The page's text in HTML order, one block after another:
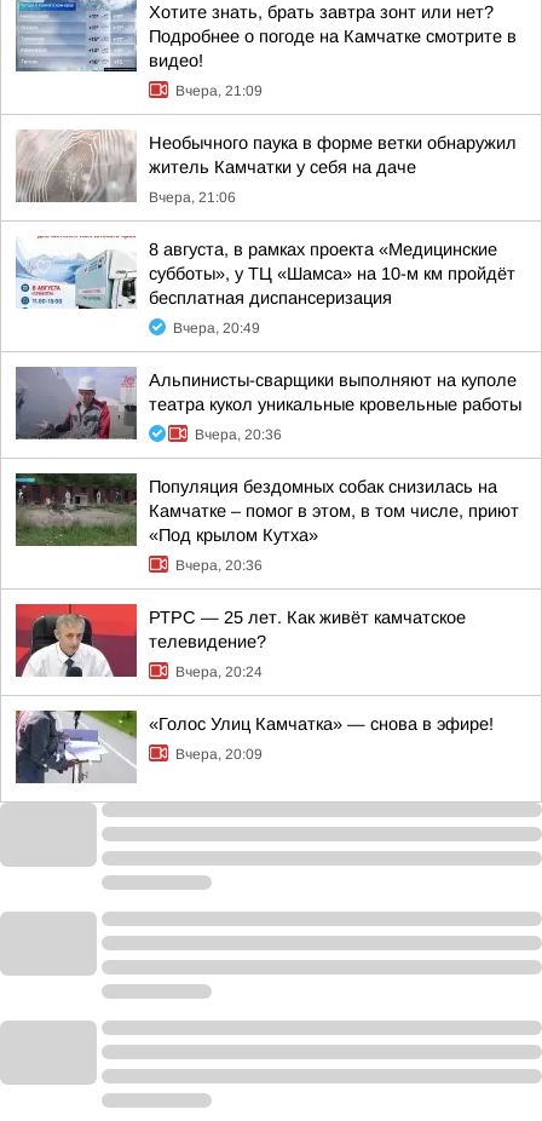
Хотите знать, брать завтра зонт или нет?
Подробнее о погоде на Камчатке смотрите в
видео!
Вчера, 21:09
Необычного паука в форме ветки обнаружил
житель Камчатки у себя на даче
Вчера, 21:06
8 августа, в рамках проекта «Медицинские
субботы», у ТЦ «Шамса» на 10-м км пройдёт
бесплатная диспансеризация
Вчера, 20:49
Альпинисты-сварщики выполняют на куполе
театра кукол уникальные кровельные работы
Вчера, 20:36
Популяция бездомных собак снизилась на
Камчатке – помог в этом, в том числе, приют
«Под крылом Кутха»
Вчера, 20:36
РТРС — 25 лет. Как живёт камчатское
телевидение?
Вчера, 20:24
«Голос Улиц Камчатка» — снова в эфире!
Вчера, 20:09